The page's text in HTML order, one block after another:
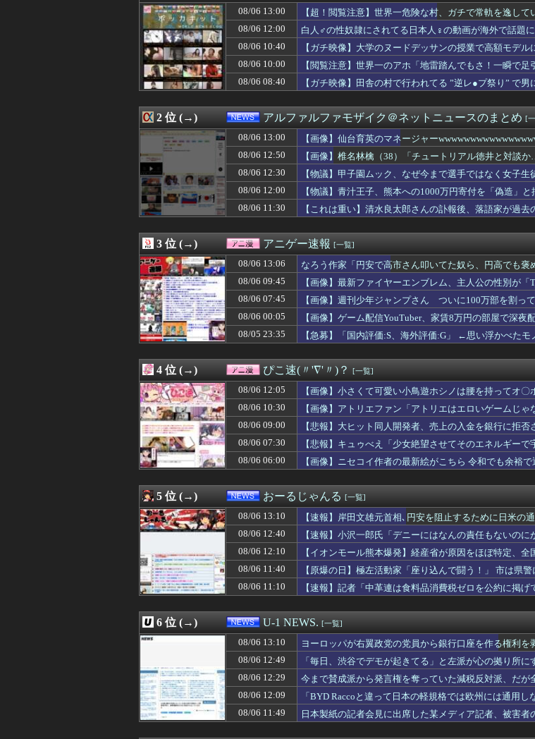
08/06 13:05
【画像】“ルフィ”強盗事件、幹部の男に懲役20年の有罪判決確定！！！
08/06 13:04
【朗報】「新宿から推し活ゾーンへ」バスタ新宿～海浜幕張間の高速
08/06 13:03
サッカーのシュート速度の世界ランキングがコチラwwwwww
08/06 13:01
日本政府「犯罪者はGPSを持ち歩くルールにしよう。強制は可哀想🥺
08/06 13:01
ごみ収集、40度を超える日にごみ収集 職員はサボっていると思われ
08/06 13:01
【朗報】秋田にアラブが2兆円の投資決定
08/06 13:00
【画像】仙台育英のマネージャーwwwwwwwwwwwwwwwwwww
08/06 13:00
まさか敗因が『早川の回跨ぎ』になるとは思わなかったな
08/06 13:00
【有能】政府「トラックはサービスエリア利用有料化すればサボらず
08/06 13:00
40度近い熱と頭痛で朦朧としながら病院行ったら、受付嬢が「予約の
08/06 13:00
【画像】隠れ巨乳女子「これでEのだ！！」ﾇｷﾞﾇｷﾞ
08/06 13:00
【スウェーデン-モロッコ】心配する理由はこれだけ…？【ポーランド
08/06 13:00
「高市総理には愛想尽かした」コメ余りに農家が悲鳴 売値は生産原
08/06 13:00
真夜中、隣人ママが『子供の喘息をどうにかして！病院勤めの旦那を
08/06 13:00
日本の防衛白書「韓国は重要な隣国」だと3年連続で位置づけ…韓国
08/06 13:00
【超！閲覧注意】世界一危険な村、ガチで常軌を逸していると話題に
08/06 12:59
【ガンプラ】PGU νガンダム、4割引きの店舗が現れる…安いけど置
08/06 12:58
【朗報】日向坂5期の美肌メン、ナマ腋が美しすぎる
08/06 12:57
私、何してるんだろう。と我にかえった瞬間
08/06 12:57
好きな野球選手をテレビで見てたら、夫が「それはウワキだ！お前は
08/06 12:57
姉夫が稼いでるからバイトに出ずに済んで子供たちも習い事をいっぱ
08/06 12:57
実家に行った帰りの話。息子「次も女の子と会えるかな」私「は？女
08/06 12:57
ニホンザル
08/06 12:57
住んでるアパートが突然ペット可物件になった
08/06 12:57
義兄嫁が自宅をサロンにして姪を毎日ウトメへ預ける生活に。数年後
08/06 12:56
自然体で楽しむフレンチエレガンス「UNIQLO and COMPTOIR DE...
08/06 12:55
週刊少年ジャンプ、発行部数100万部割れ [8/6]
08/06 12:50
【画像】椎名林檎（38）「チュートリアル徳井と対談か…ちょっとセ
08/06 12:50
大谷翔平の今季初となるマルチホームランにMLBファン騒然！←「
08/06 12:49
「毎日、渋谷でデモが起きてる」と左派が心の拠り所にする動画、目
08/06 12:47
ホラースポットに行った。その後私の周りで奇妙な事が起こった。そ
08/06 12:47
もし1日だけ魔法が使えたら何する？
08/06 12:47
卒制で作った旧帝国ホテルですが、投稿後すぐ帝国ホテルから連絡が
08/06 12:47
彼の親御さんに会いに行き御挨拶したんだが、それ以来、彼の態度が
08/06 12:47
タトゥーを入れている芸能人で誰が好きですか？
08/06 12:47
世帯主ウトの国保や年金、住民税などなどの未払いが発覚。そんな父
08/06 12:47
誤用されがちな日本語
08/06 12:46
八村塁「ホーバスが監督辞めた？じゃあ代表復帰する！」←これｗｗ
【悲報】中国人女さん、日本の警察官を暴行するｗｗｗｗ
08/06 12:45
【画像】松本人志さん、大勢の若いファンに囲まれてご満悦
08/06 12:45
【画像】松本人志さん、大勢の若いファンに囲まれてご満悦
08/06 12:44
Juice=Juiceの『ポップミュージック』とかいう曲
08/06 12:44
【朗報】歴代の日本の全漫画TOP10、遂に確定するwwwww
08/06 12:40
【日本ハム2軍vsハヤテ ファーム交流戦7回戦】スタメン・打順速報｜
08/06 12:40
台風13号さん、中国大陸に長く滞在予定
08/06 12:40
友人(保育士)が２０年前に受け持った当時５歳の男児と結婚。そのこ
【速報】小沢一郎氏「デニーにはなんの責任もないのにかわいそう、
08/06 12:39
施術中になにを観ますか？
08/06 12:39
カブスPCAさん、打率.288 26本 28盗塁 wRC+156(1位) FR...
08/06 12:39
朝から嫁がやらかした。嫁「朝ごはんです」俺「テーブルにありませ
08/06 12:39
一年後に起こることを予想するトピ
08/06 12:39
私「耳を切られてるんですけど？」美容師「大した傷じゃなくて良か
08/06 13:00
【超！閲覧注意】世界一危険な村、ガチで常軌を逸して
08/06 12:00
白人♂の性奴隷にされてる日本人♀の動画が海外で話題に
08/06 10:40
【ガチ映像】大学のヌードデッサンの授業で高額モデ
08/06 10:00
【閲覧注意】世界一のアホ「地雷踏んでもさ！一瞬で
08/06 08:40
【ガチ映像】田舎の村で行われてる ”逆レ●プ祭り” で
2 位 (→) アルファルファモザイク＠ネットニュースのまとめ [
08/06 13:00
【画像】仙台育英のマネージャー
08/06 12:50
【画像】椎名林檎（38）「チュートリアル徳井と対談
08/06 12:30
【物議】甲子園ムック、なぜ今まで選手ではなく女子
08/06 12:00
【物議】青汁王子、熊本への1000万円寄付を「偽造」
08/06 11:30
【これは重い】清水良太郎さんの訃報後、落語家が過去
3 位 (→) アニゲー速報 [一覧]
08/06 13:06
なろう作家「円安で高市さん叩いてた奴ら、円高でも褒
08/06 09:45
【画像】最新ファイヤーエンブレム、主人公の性別が「
08/06 07:45
【画像】週刊少年ジャンプさん ついに100万部を割っ
08/06 00:05
【画像】ゲーム配信YouTuber、家賃8万円の部屋で深
08/05 23:35
【急募】「国内評価:S、海外評価:G」 ←思い浮かべたモ
4 位 (→) ぴこ速(〃'∇'〃)？ [一覧]
08/06 12:05
【画像】小さくて可愛い小鳥遊ホシノは腰を持ってオ
08/06 10:30
【画像】アトリエファン「アトリエはエロいゲームじ
08/06 09:00
【悲報】大ヒット同人開発者、売上の入金を銀行に拒
08/06 07:30
【悲報】キュゥべえ「少女絶望させてそのエネルギー
ｗｗｗ
08/06 06:00 【画像】ニセコイ作者の最新絵がこちら 令和でも余裕
5 位 (→) おーるじゃんる [一覧]
08/06 13:10
【速報】岸田文雄元首相､円安を阻止するために日米の
08/06 12:40
【速報】小沢一郎氏「デニーにはなんの責任もないの
08/06 12:10
【イオンモール熊本爆発】経産省が原因をほぼ特定、
に・・・
08/06 11:40
【原爆の日】極左活動家「座り込んで闘う！」 市は県
瞬で全員排除
08/06 11:10 【速報】記者「中革連は食料品消費税ゼロを公約に掲
6 位 (→) U-1 NEWS. [一覧]
08/06 13:10
ヨーロッパが右翼政党の党員から銀行口座を作る権利
08/06 12:49
「毎日、渋谷でデモが起きてる」と左派が心の拠り所
08/06 12:29
今まで賛成派から発言権を奪っていた減税反対派、だ
08/06 12:09
「BYD Raccoと違って日本の軽規格では欧州には通用
落ち二コマ状態に……
08/06 11:49 日本製紙の記者会見に出席した某メディア記者、被害